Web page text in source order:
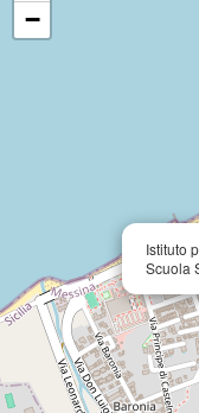
Istituto
Scuola
−